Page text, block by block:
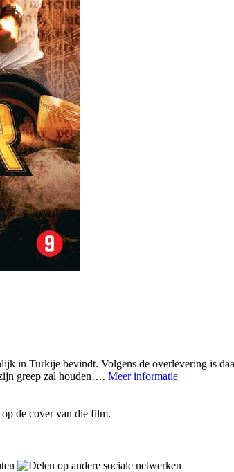
in Turkije bevindt. Volgens de overlevering is
greep zal houden…. Meer informatie
de cover van die film.